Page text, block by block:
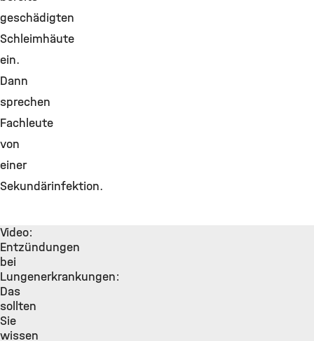
geschädigten
Schleimhäute
ein.
Dann
sprechen
Fachleute
von
einer
Sekundärinfektion.
Video:
Entzündungen
bei
Lungenerkrankungen:
Das
sollten
Sie
wissen